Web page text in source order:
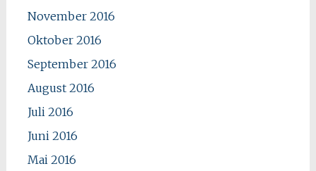
November 2016
Oktober 2016
September 2016
August 2016
Juli 2016
Juni 2016
Mai 2016